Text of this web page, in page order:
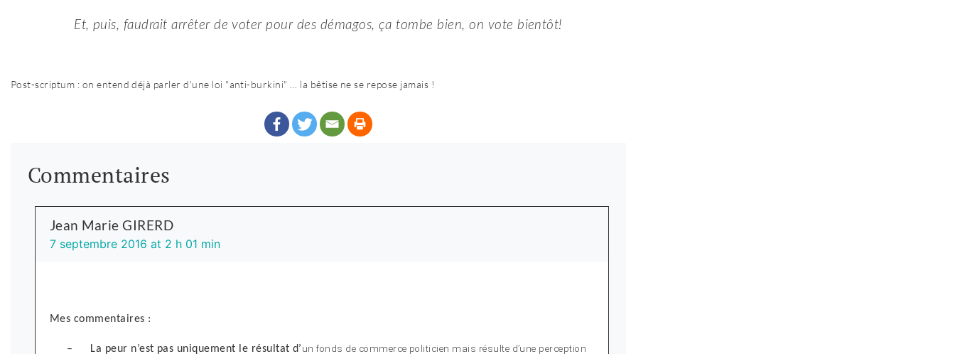
Et, puis, faudrait arrêter de voter pour des démagos, ça tombe bien, on vote bientôt!
Post-scriptum : on entend déjà parler d'une loi "anti-burkini" … la bêtise ne se repose jamais !
Commentaires
Jean Marie GIRERD
7 septembre 2016 at 2 h 01 min
Mes commentaires :
– La peur n’est pas uniquement le résultat d’ un fonds de commerce politicien mais résulte d’une perception